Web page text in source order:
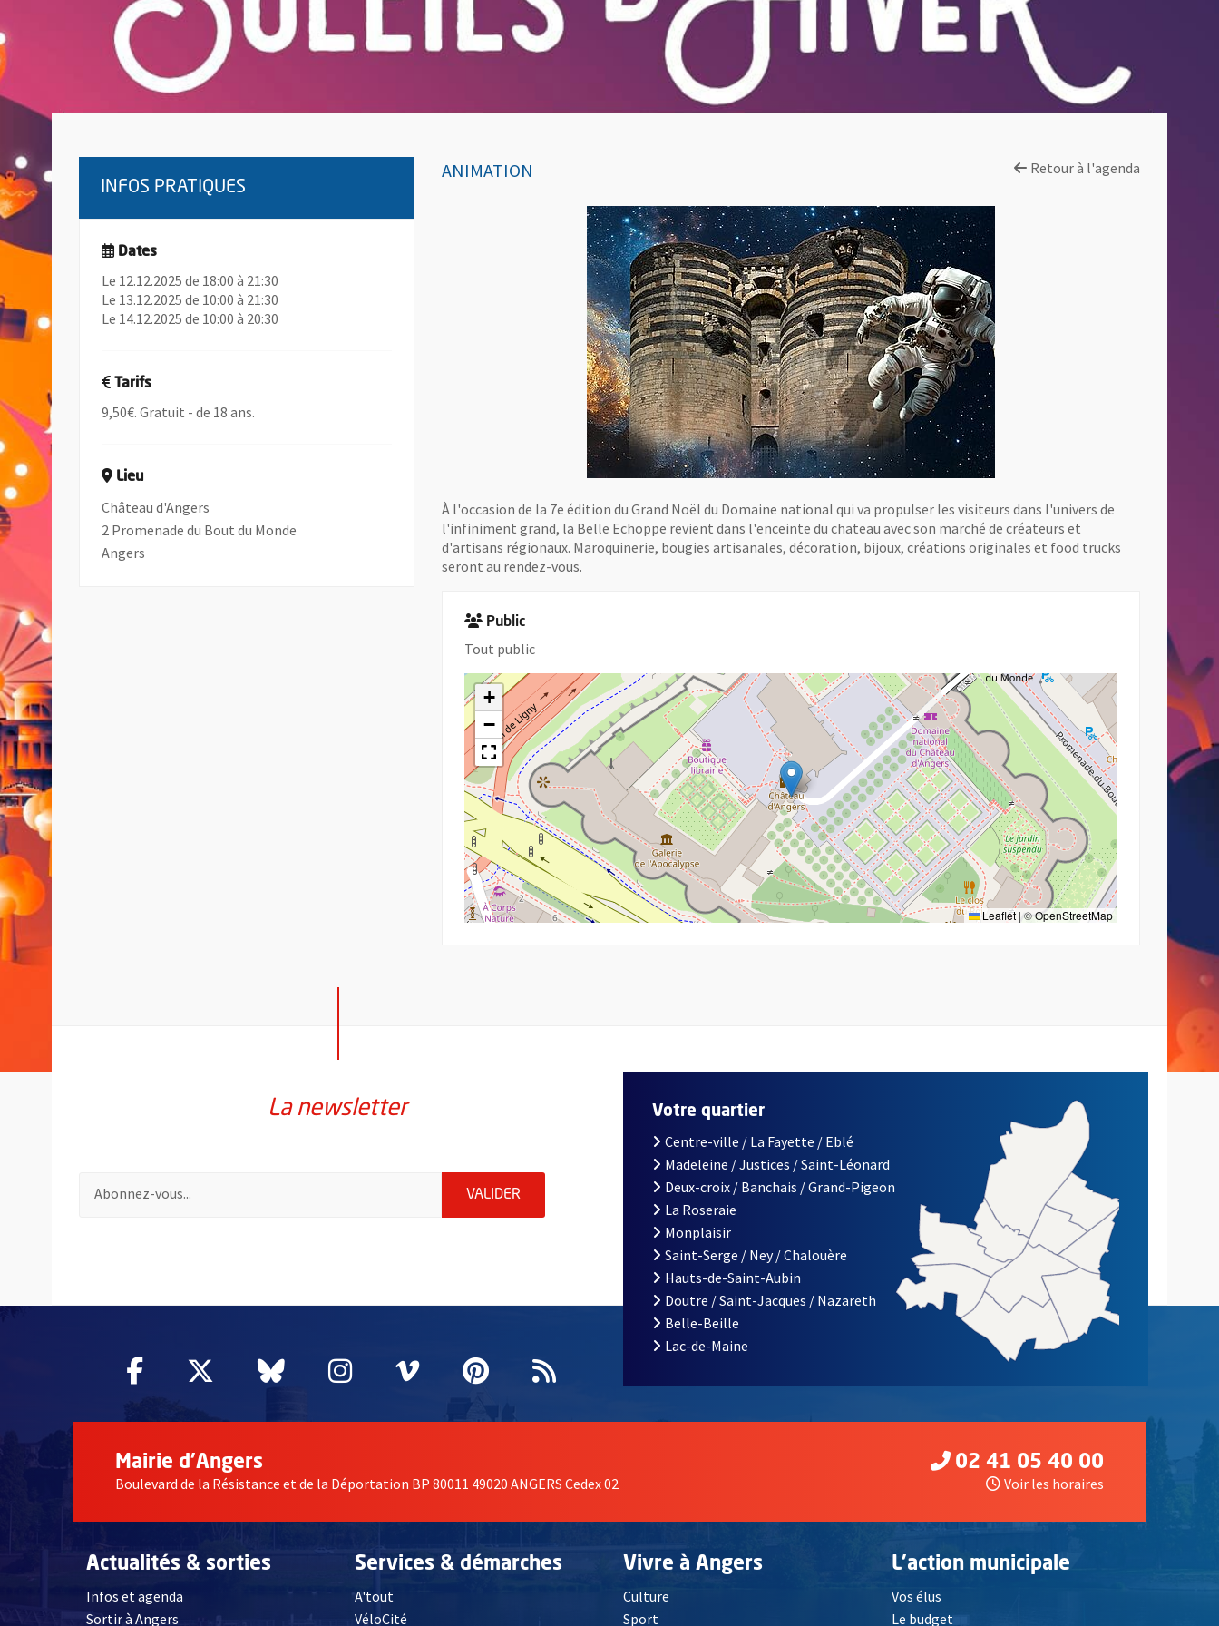
ANIMATION Retour à l'agenda
À l'occasion de la 7e édition du Grand Noël du Domaine national qui va propulser les visiteurs dans l'univers de
l'infiniment grand, la Belle Echoppe revient dans l'enceinte du chateau avec son marché de créateurs et
d'artisans régionaux. Maroquinerie, bougies artisanales, décoration, bijoux, créations originales et food trucks
seront au rendez-vous.
Public
Tout public
+
−
Leaflet | ©OpenStreetMap
INFOS PRATIQUES
Dates
Le 12.12.2025 de 18:00 à 21:30
Le 13.12.2025 de 10:00 à 21:30
Le 14.12.2025 de 10:00 à 20:30
Tarifs
9,50€. Gratuit - de 18 ans.
Lieu
Château d'Angers
2 Promenade du Bout du Monde
Angers
La newsletter
Pour vous inscrire à la lettre d'information de la ville d'Angers, indiquez votre email (champ obligatoire)
VALIDER ENVOYER MA DEMANDE D'INSCRIPTION À LA LETTRE D'INFORMATION DE LA VILLE D'ANGERS
Facebook
, Ouvre une nouvelle fenêtre
Twitter
, Ouvre une nouvelle fenêtre
Bluesky
, Ouvre une nouvelle fenêtre
Instagram
, Ouvre une nouvelle fenêtre
Vimeo
, Ouvre une nouvelle fenêtre
Pinterest
, Ouvre une nouvelle fenêtre
Flux RSS
Votre quartier
Centre-ville / La Fayette / Eblé
Madeleine / Justices / Saint-Léonard
Deux-croix / Banchais / Grand-Pigeon
La Roseraie
Monplaisir
Saint-Serge / Ney / Chalouère
Hauts-de-Saint-Aubin
Doutre / Saint-Jacques / Nazareth
Belle-Beille
Lac-de-Maine
Mairie d'Angers
Boulevard de la Résistance et de la Déportation BP 80011 49020 ANGERS Cedex 02
02 41 05 40 00
Voir les horaires
Actualités & sorties
Infos et agenda
Sortir à Angers
Services & démarches
A'tout
VéloCité
Vivre à Angers
Culture
Sport
L'action municipale
Vos élus
Le budget